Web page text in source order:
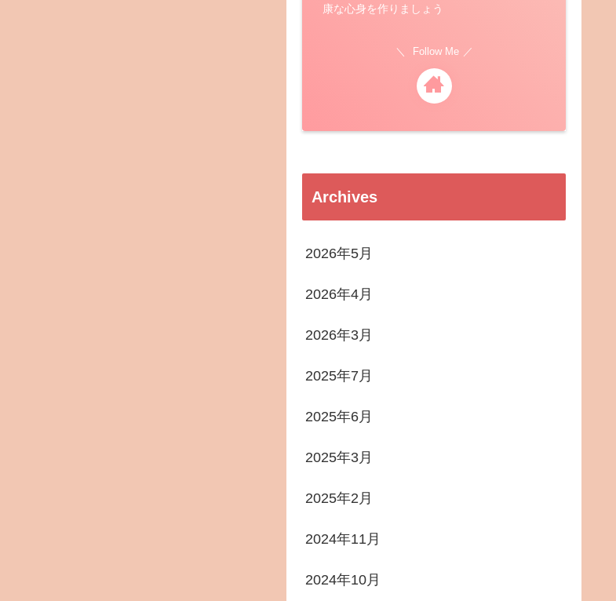
康な心身を作りましょう
Follow Me
Archives
2026年5月
2026年4月
2026年3月
2025年7月
2025年6月
2025年3月
2025年2月
2024年11月
2024年10月